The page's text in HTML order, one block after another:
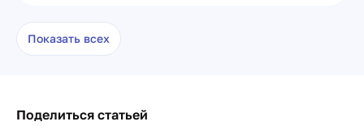
Показать всех
Поделиться статьей